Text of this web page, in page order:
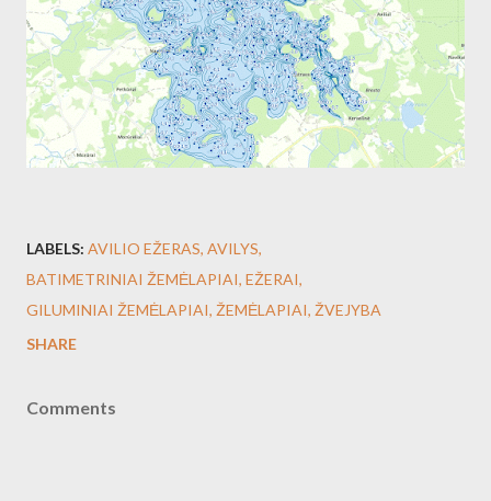
LABELS: AVILIO EŽERAS AVILYS
BATIMETRINIAI ŽEMĖLAPIAI EŽERAI
GILUMINIAI ŽEMĖLAPIAI ŽEMĖLAPIAI ŽVEJYBA
SHARE
Comments